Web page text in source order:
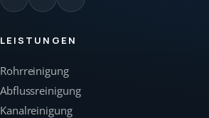
LEISTUNGEN
Rohrreinigung
Abflussreinigung
Kanalreinigung